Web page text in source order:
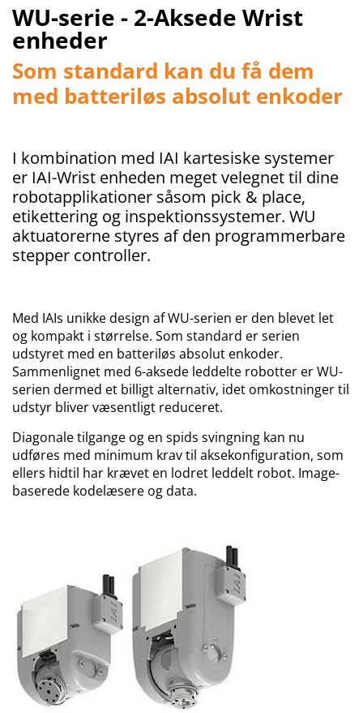
WU-serie - 2-Aksede Wrist
enheder
Som standard kan du få dem
med batteriløs absolut enkoder
I kombination med IAI kartesiske systemer
er IAI-Wrist enheden meget velegnet til dine
robotapplikationer såsom pick & place,
etikettering og inspektionssystemer. WU
aktuatorerne styres af den programmerbare
stepper controller.
Med IAIs unikke design af WU-serien er den blevet let
og kompakt i størrelse. Som standard er serien
udstyret med en batteriløs absolut enkoder.
Sammenlignet med 6-aksede leddelte robotter er WU-
serien dermed et billigt alternativ, idet omkostninger til
udstyr bliver væsentligt reduceret.
Diagonale tilgange og en spids svingning kan nu
udføres med minimum krav til aksekonfiguration, som
ellers hidtil har krævet en lodret leddelt robot. Image-
baserede kodelæsere og data.